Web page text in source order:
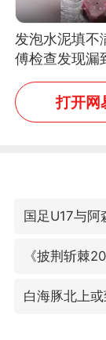
发泡水泥填不
傅检查发现漏
风口未延伸到
打开网